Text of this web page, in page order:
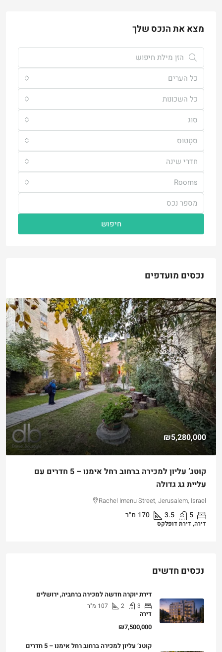
מצא את הנכס שלך
כל הערים
כל השכונות
סוּג
סטָטוּס
חדרי שינה
Rooms
חיפוש
נכסים מועדפים
₪5,280,000
קוטג’ עליון למכירה ברחוב רחל אימנו – 5 חדרים עם
עליית גג גדולה
Rachel Imenu Street, Jerusalem, Israel
5
3.5
170 מ"ר
דירה, דירת דופלקס
נכסים חדשים
דירת יוקרה חדשה למכירה ברחביה, ירושלים
3
2
107 מ"ר
דירה
₪7,500,000
קוטג’ עליון למכירה ברחוב רחל אימנו – 5 חדרים